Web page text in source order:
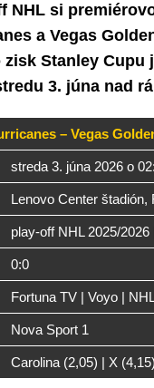
NHL si
a Vegas
zisk Stanley Cupu
3. júna nad
– Vegas
streda 3. júna 2026 o
Lenovo Center štadión,
play-off NHL 2025/
0:0
Fortuna TV | Voyo |
Nova Sport 1
Carolina (2,05) | X